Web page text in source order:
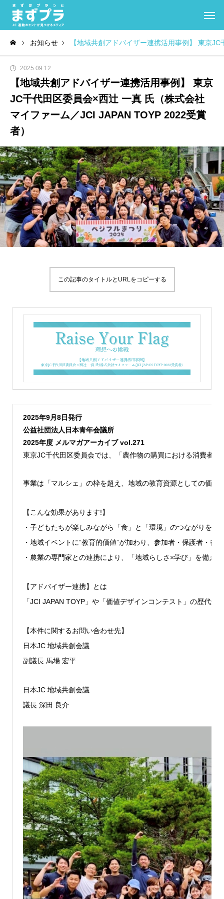
お知らせ 【地域共創アドバイザー連携活用事例】 東京
2025.09.12
【地域共創アドバイザー連携活用事例】 東京
JC千代田区委員会×西辻 一真 氏（株式会社
マイファーム／JCI JAPAN TOYP 2022受賞
者）
この記事のタイトルとURLをコピーする
2025年9月8日発行
公益社団法人日本青年会議所
2025年度 メルマガアーカイブ vol.271
東京JC千代田区委員会では、「農作物の購買における消費者
事業は「マルシェ」の枠を超え、地域の教育資源としての価
【こんな効果があります!】
・子どもたちが楽しみながら「食」と「環境」のつながりを学
・地域イベントに“教育的価値”が加わり、参加者・保護者・行
・農業の専門家との連携により、「地域らしさ×学び」を備え
【アドバイザー連携】とは
「JCI JAPAN TOYP」や「価値デザインコンテスト」の歴代
【本件に関するお問い合わせ先】
日本JC 地域共創会議
副議長 馬場 宏平
日本JC 地域共創会議
議長 深田 良介